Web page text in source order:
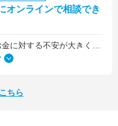
オンラインで相談でき
将来のお金のことで悩んでいる友人にも教えました。
ちら